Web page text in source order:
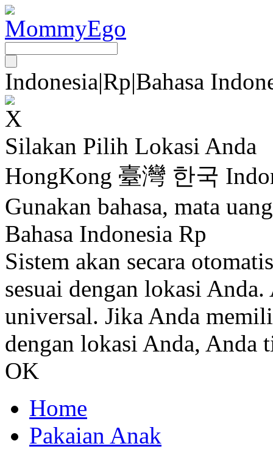
Indonesia|Rp|Bahasa
Silakan Pilih Lokasi Anda
HongKong 臺灣 한국
Gunakan bahasa, mata uang
Bahasa Indonesia Rp
Sistem akan secara
sesuai dengan lokasi
universal. Jika Anda
dengan lokasi Anda, Anda
OK
Home
Pakaian Anak